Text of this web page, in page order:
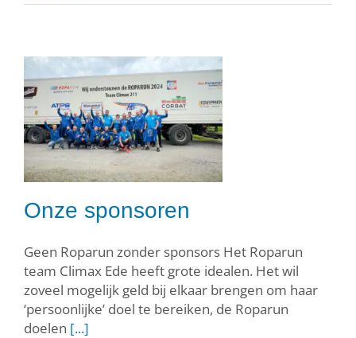
Onze sponsoren
Geen Roparun zonder sponsors Het Roparun
team Climax Ede heeft grote idealen. Het wil
zoveel mogelijk geld bij elkaar brengen om haar
‘persoonlijke’ doel te bereiken, de Roparun
doelen [...]